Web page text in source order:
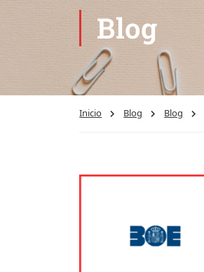
Blog
Inicio Blog Blog